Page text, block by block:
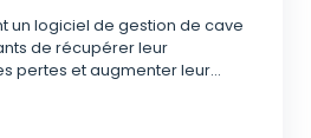
un logiciel de gestion de cave
de récupérer leur
pertes et augmenter leur...